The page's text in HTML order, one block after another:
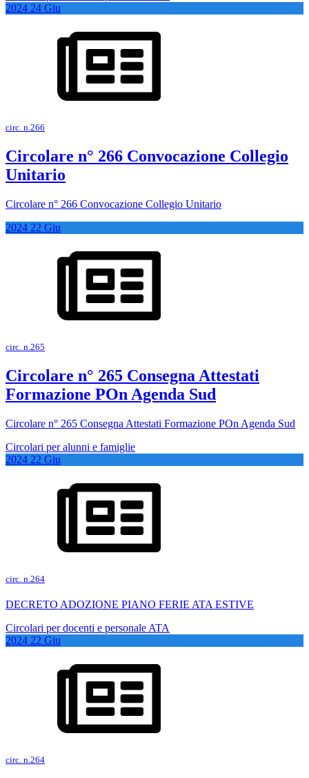
2024 24 Giu
circ. n.266
Circolare n° 266 Convocazione Collegio
Unitario
Circolare n° 266 Convocazione Collegio Unitario
2024 22 Giu
circ. n.265
Circolare n° 265 Consegna Attestati
Formazione POn Agenda Sud
Circolare n° 265 Consegna Attestati Formazione POn Agenda Sud
Circolari per alunni e famiglie
2024 22 Giu
circ. n.264
DECRETO ADOZIONE PIANO FERIE ATA ESTIVE
Circolari per docenti e personale ATA
2024 22 Giu
circ. n.264